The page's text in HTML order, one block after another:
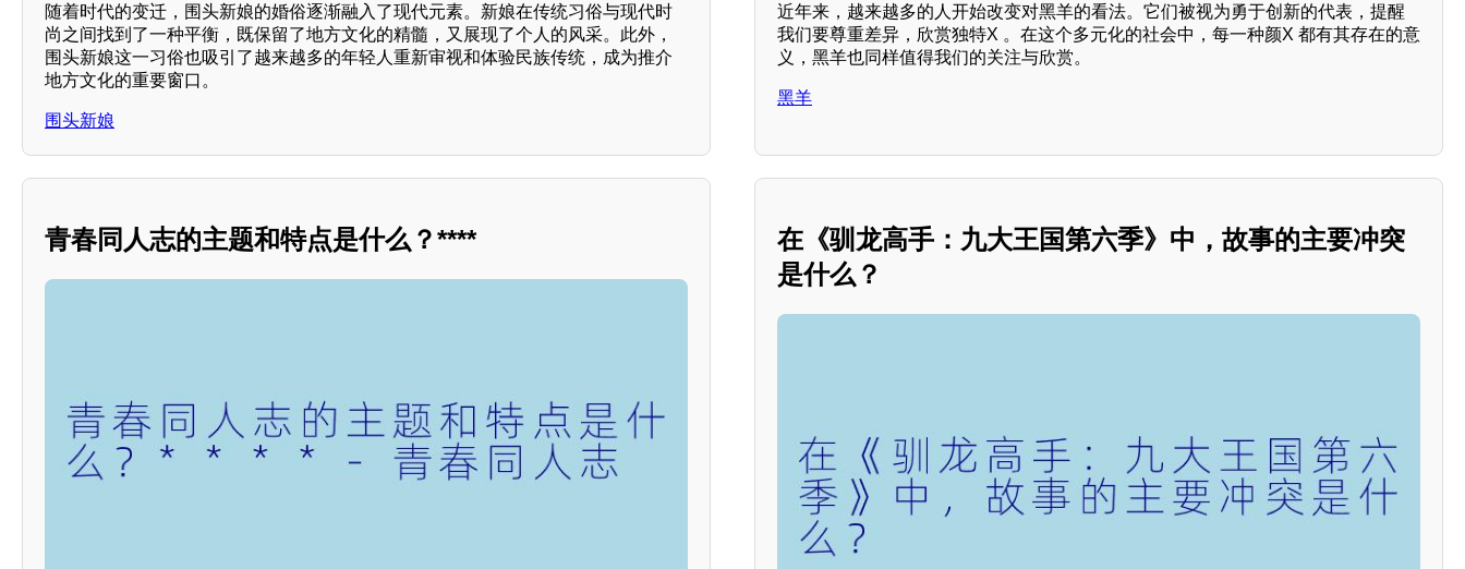
随着时代的变迁，围头新娘的婚俗逐渐融入了现代元素。新娘在传统习俗与现代时
尚之间找到了一种平衡，既保留了地方文化的精髓，又展现了个人的风采。此外，
围头新娘这一习俗也吸引了越来越多的年轻人重新审视和体验民族传统，成为推介
地方文化的重要窗口。
围头新娘
近年来，越来越多的人开始改变对黑羊的看法。它们被视为勇于创新的代表，提醒
我们要尊重差异，欣赏独特X 。在这个多元化的社会中，每一种颜X 都有其存在的意
义，黑羊也同样值得我们的关注与欣赏。
黑羊
青春同人志的主题和特点是什么？****
在《驯龙高手：九大王国第六季》中，故事的主要冲突
是什么？